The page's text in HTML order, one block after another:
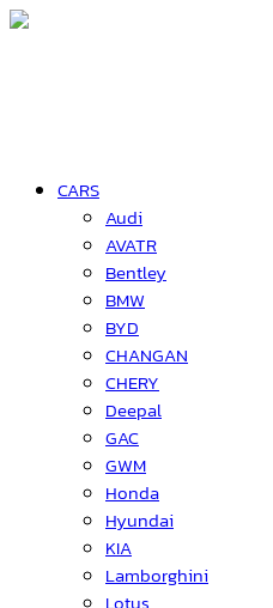
CARS
Audi
AVATR
Bentley
BMW
BYD
CHANGAN
CHERY
Deepal
GAC
GWM
Honda
Hyundai
KIA
Lamborghini